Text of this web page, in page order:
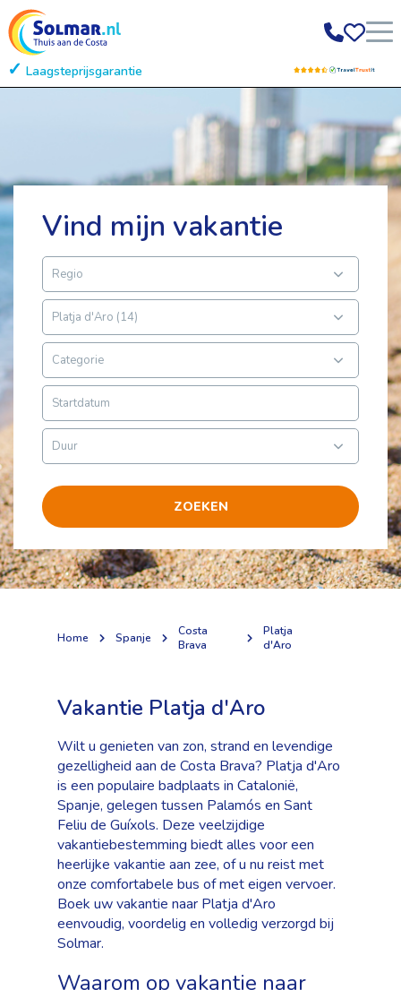
Laagsteprijsgarantie Gratis annuleren
Vind mijn vakantie
ZOEKEN
Home Spanje
Costa
Brava
Platja
d'Aro
Vakantie Platja d'Aro
Wilt u genieten van zon, strand en levendige
gezelligheid aan de Costa Brava? Platja d'Aro
is een populaire badplaats in Catalonië,
Spanje, gelegen tussen Palamós en Sant
Feliu de Guíxols. Deze veelzijdige
vakantiebestemming biedt alles voor een
heerlijke vakantie aan zee, of u nu reist met
onze comfortabele bus of met eigen vervoer.
Boek uw vakantie naar Platja d'Aro
eenvoudig, voordelig en volledig verzorgd bij
Solmar.
Waarom op vakantie naar